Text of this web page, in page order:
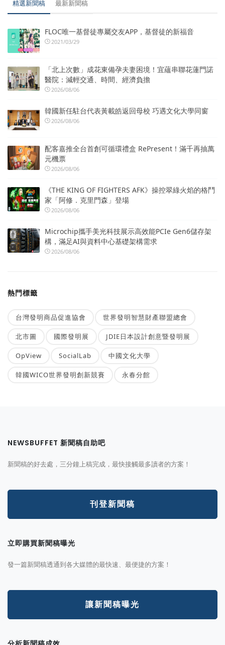
精選新聞稿 最新新聞稿
FLOC唯一基督徒專屬交友APP，基督徒的新福音
2021/03/29
「北上次數」成花東備孕夫妻困境！宜蘊串聯花蓮門諾
醫院：減輕交通、時間、經濟負擔
2026/08/06
韓國新任駐台代表黃載皓返回母校 巧遇文化大學同窗
2026/08/06
配客嘉推全台首創可循環禮盒 RePresent！滿千再抽萬
元機票
2026/08/06
《THE KING OF FIGHTERS AFK》操控翠綠火焰的格鬥
家「阿修．克里門森」登場
2026/08/06
Microchip攜手美光科技展示高效能PCIe Gen6儲存架
構，滿足AI與資料中心基礎架構需求
2026/08/06
熱門標籤
台灣發明商品促進協會 世界發明智慧財產聯盟總會
北市圖 國際發明展 JDIE日本設計創意暨發明展
OpView SocialLab 中國文化大學
韓國WICO世界發明創新競賽 永春分館
NEWSBUFFET 新聞稿自助吧
新聞稿的好去處，三分鐘上稿完成，最快接觸最多讀者的方案！
刊登新聞稿
立即購買新聞稿曝光
發一篇新聞稿透通到各大媒體的最快速、最便捷的方案！
讓新聞稿曝光